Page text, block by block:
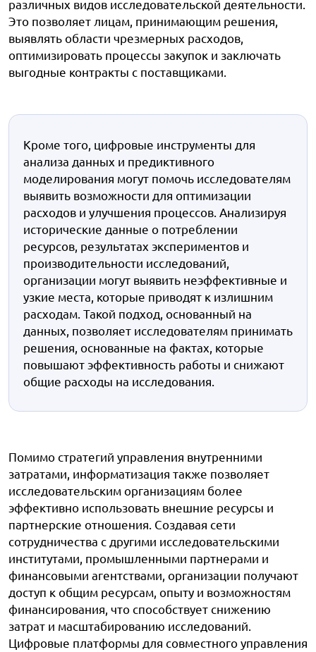
различных видов исследовательской деятельности.
Это позволяет лицам, принимающим решения,
выявлять области чрезмерных расходов,
оптимизировать процессы закупок и заключать
выгодные контракты с поставщиками.
Кроме того, цифровые инструменты для
анализа данных и предиктивного
моделирования могут помочь исследователям
выявить возможности для оптимизации
расходов и улучшения процессов. Анализируя
исторические данные о потреблении
ресурсов, результатах экспериментов и
производительности исследований,
организации могут выявить неэффективные и
узкие места, которые приводят к излишним
расходам. Такой подход, основанный на
данных, позволяет исследователям принимать
решения, основанные на фактах, которые
повышают эффективность работы и снижают
общие расходы на исследования.
Помимо стратегий управления внутренними
затратами, информатизация также позволяет
исследовательским организациям более
эффективно использовать внешние ресурсы и
партнерские отношения. Создавая сети
сотрудничества с другими исследовательскими
институтами, промышленными партнерами и
финансовыми агентствами, организации получают
доступ к общим ресурсам, опыту и возможностям
финансирования, что способствует снижению
затрат и масштабированию исследований.
Цифровые платформы для совместного управления